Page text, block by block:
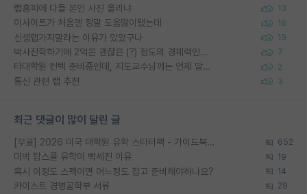
랩홈피에 다들 본인 사진 올리냐 13
이사이트가 처음엔 정말 도움많이됐는데 16
신생랩가지말라는 이유가 있었구나 19
박사진학하기에 2억은 괜찮은 (?) 정도의 경제력인가요 7
타대학원 컨텍 준비중인데, 지도교수님께는 언제 말씀드려야 할까요? 2
통신 관련 랩 추천 3
최근 댓글이 많이 달린 글
[무료] 2026 미국 대학원 유학 스타터팩 - 가이드북 & 합격자 컨택메일 템플릿 652
미박 탑스쿨 유학이 빡세진 이유 19
혹시 이정도 스펙이면 어느정도 잡고 준비해야하나요? 14
카이스트 경영공학부 서류 29